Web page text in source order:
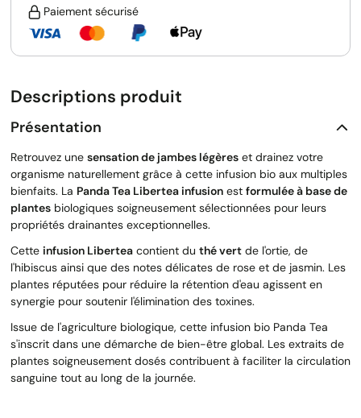
Paiement sécurisé
Descriptions produit
Présentation
Retrouvez une sensation de jambes légères et drainez votre
organisme naturellement grâce à cette infusion bio aux multiples
bienfaits. La Panda Tea Libertea infusion est formulée à base de
plantes biologiques soigneusement sélectionnées pour leurs
propriétés drainantes exceptionnelles.
Cette infusion Libertea contient du thé vert de l'ortie, de
l'hibiscus ainsi que des notes délicates de rose et de jasmin. Les
plantes réputées pour réduire la rétention d'eau agissent en
synergie pour soutenir l'élimination des toxines.
Issue de l'agriculture biologique, cette infusion bio Panda Tea
s'inscrit dans une démarche de bien-être global. Les extraits de
plantes soigneusement dosés contribuent à faciliter la circulation
sanguine tout au long de la journée.